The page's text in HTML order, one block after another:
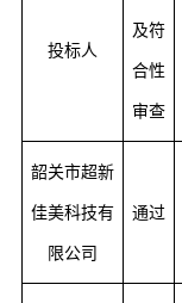
投标人
及符
合性
审查
韶关市超新
佳美科技有
限公司
通过